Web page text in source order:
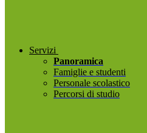
Servizi
Panoramica
Famiglie e studenti
Personale scolastico
Percorsi di studio